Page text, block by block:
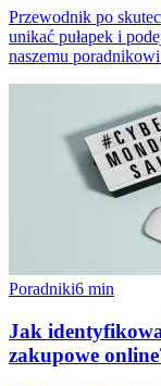
Przewodnik po
unikać pułapek i
naszemu
Poradniki6 min
Jak
zakupowe